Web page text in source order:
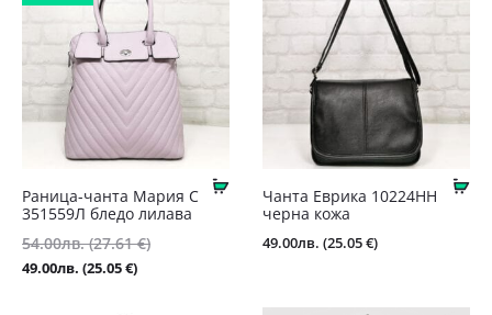
Купи
Раница-чанта Мария С
351559Л бледо лилава
54.00лв. (27.61 €)Original
49.00лв. (25.05 €)Текущата
Чанта Еврика 10224НН
черна кожа
49.00лв. (25.05 €)